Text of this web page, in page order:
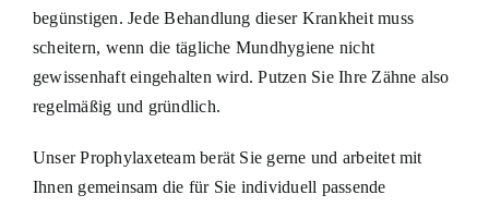
begünstigen. Jede Behandlung dieser Krankheit muss
scheitern, wenn die tägliche Mundhygiene nicht
gewissenhaft eingehalten wird. Putzen Sie Ihre Zähne also
regelmäßig und gründlich.
Unser Prophylaxeteam berät Sie gerne und arbeitet mit
Ihnen gemeinsam die für Sie individuell passende